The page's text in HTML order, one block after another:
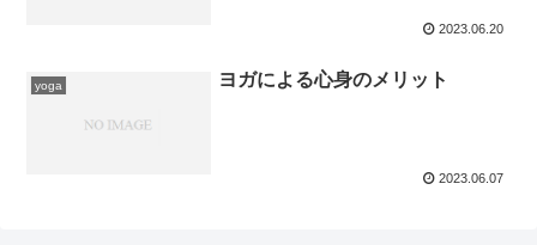
2023.06.20
yoga ヨガによる心身のメリット
2023.06.07